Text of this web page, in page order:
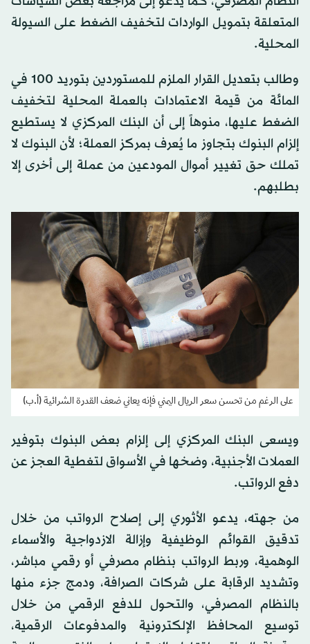
المتعلقة بتمويل الواردات لتخفيف الضغط على السيولة
المحلية.
وطالب بتعديل القرار الملزم للمستوردين بتوريد 100 في
المائة من قيمة الاعتمادات بالعملة المحلية لتخفيف
الضغط عليها، منوهاً إلى أن البنك المركزي لا يستطيع
إلزام البنوك بتجاوز ما يُعرف بمركز العملة؛ لأن البنوك لا
تملك حق تغيير أموال المودعين من عملة إلى أخرى إلا
بطلبهم.
على الرغم من تحسن سعر الريال اليمني فإنه يعاني ضعف القدرة الشرائية (أ.ب)
ويسعى البنك المركزي إلى إلزام بعض البنوك بتوفير
العملات الأجنبية، وضخها في الأسواق لتغطية العجز عن
دفع الرواتب.
من جهته، يدعو الأثوري إلى إصلاح الرواتب من خلال
تدقيق القوائم الوظيفية وإزالة الازدواجية والأسماء
الوهمية، وربط الرواتب بنظام مصرفي أو رقمي مباشر،
وتشديد الرقابة على شركات الصرافة، ودمج جزء منها
بالنظام المصرفي، والتحول للدفع الرقمي من خلال
توسيع المحافظ الإلكترونية والمدفوعات الرقمية،